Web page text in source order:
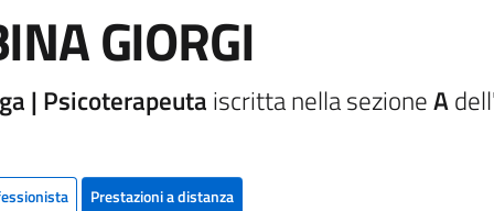
GIORGI
| Psicoterapeuta iscritta nella sezioneA
Prestazioni a distanza